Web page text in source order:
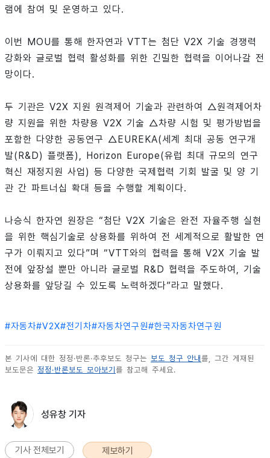
램에 참여 및 운영하고 있다.
이번 MOU를 통해 한자연과 VTT는 첨단 V2X 기술 경쟁력
강화와 글로벌 협력 활성화를 위한 긴밀한 협력을 이어나갈 전
망이다.
두 기관은 V2X 지원 원격제어 기술과 관련하여 △원격제어차
량 지원을 위한 차량용 V2X 기술 △차량 시험 및 평가방법을
포함한 다양한 공동연구 △EUREKA(세계 최대 공동 연구개
발(R&D) 플랫폼), Horizon Europe(유럽 최대 규모의 연구
혁신 재정지원 사업) 등 다양한 국제협력 기회 발굴 및 양 기
관 간 파트너십 확대 등을 수행할 계획이다.
나승식 한자연 원장은 “첨단 V2X 기술은 완전 자율주행 실현
을 위한 핵심기술로 상용화를 위하여 전 세계적으로 활발한 연
구가 이뤄지고 있다”며 “VTT와의 협력을 통해 V2X 기술 발
전에 앞장설 뿐만 아니라 글로벌 R&D 협력을 주도하여, 기술
상용화를 앞당길 수 있도록 노력하겠다”라고 말했다.
#자동차#V2X#전기차#자동차연구원#한국자동차연구원
본 기사에 대한 정정·반론·추후보도 청구는 보도 청구 안내 를, 그간 게재된
보도문은 정정·반론보도 모아보기 를 참고해 주세요.
성유창 기자
기사 전체보기 제보하기